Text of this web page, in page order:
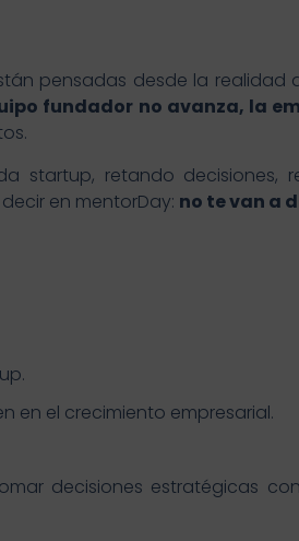
pensadas desde la realidad
fundador no avanza, la
startup, retando decisiones,
en mentorDay: no te van a
en el crecimiento empresarial.
decisiones estratégicas